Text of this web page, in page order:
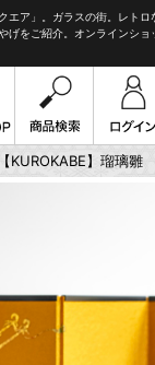
エア」。ガラスの街。レトロ
げをご紹介。オンラインショ
KUROKABE】瑠璃雛